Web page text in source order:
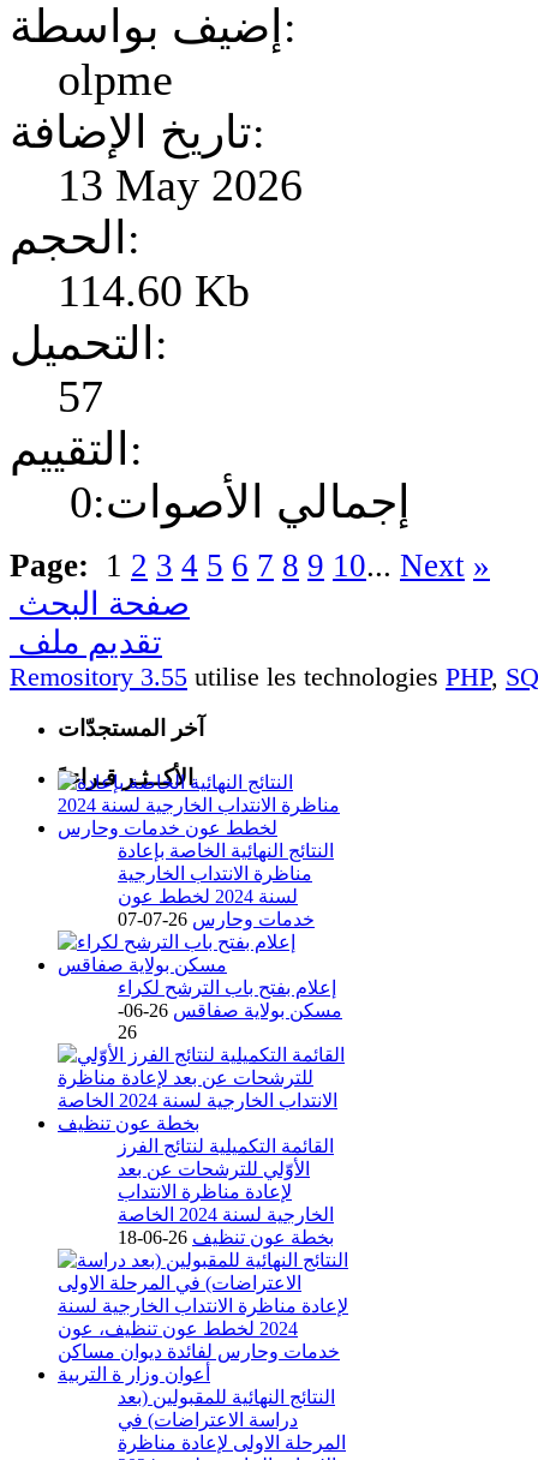
إضيف بواسطة:
olpme
تاريخ الإضافة:
13 May 2026
الحجم:
114.60 Kb
التحميل:
57
التقييم:
إجمالي الأصوات:0
Page: 1 2 3 4 5 6 7 8 9 10... Next »
صفحة البحث
تقديم ملف
Remository 3.55 utilise les technologies PHP,
آخر المستجدّات
الأكــثـر قـراءةً
النتائج النهائية الخاصة بإعادة
مناظرة الانتداب الخارجية
لسنة 2024 لخطط عون
خدمات وحارس 26-07-07
إعلام بفتح باب الترشح لكراء
مسكن بولاية صفاقس
26-06-
26
القائمة التكميلية لنتائج الفرز
الأوّلي للترشحات عن بعد
لإعادة مناظرة الانتداب
الخارجية لسنة 2024 الخاصة
بخطة عون تنظيف 26-06-18
النتائج النهائية للمقبولين (بعد
دراسة الاعتراضات) في
المرحلة الاولى لإعادة مناظرة